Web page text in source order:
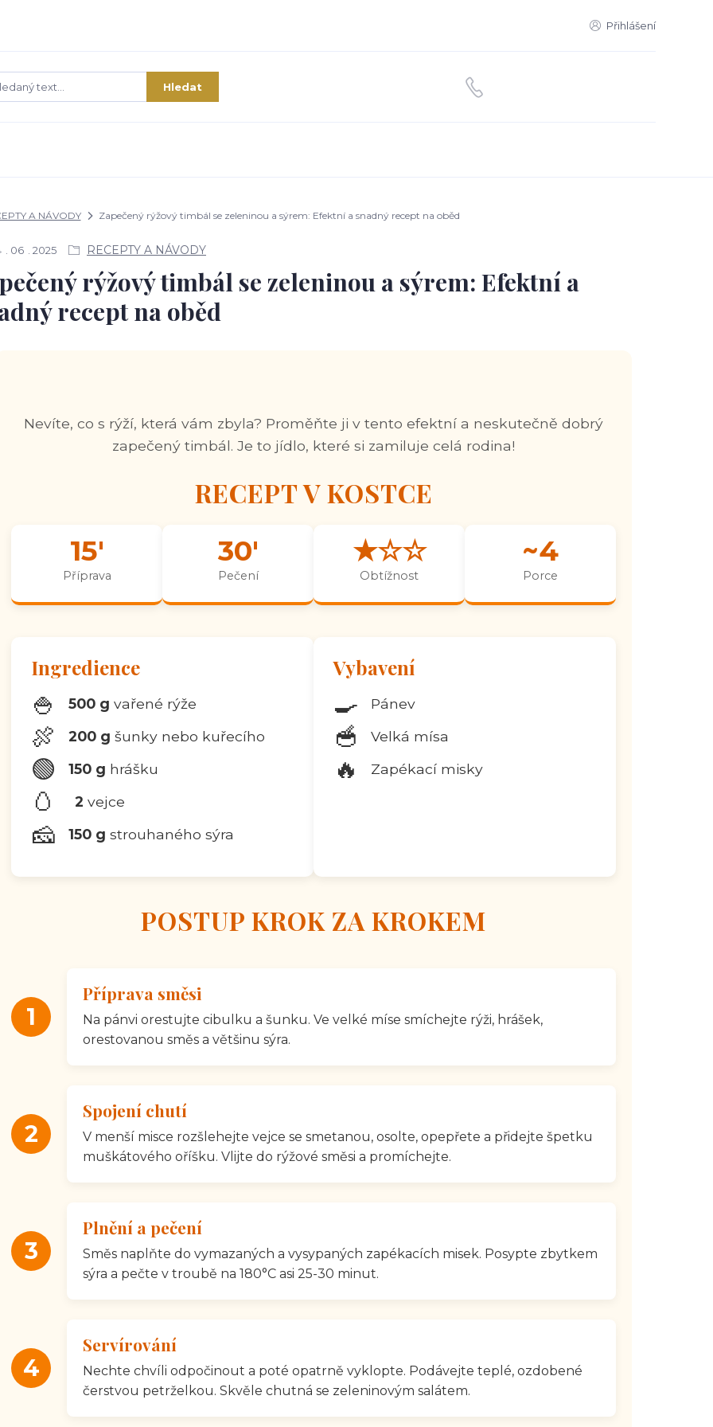
Přihlášení
Hledat
A NÁVODY Zapečený rýžový timbál se zeleninou a sýrem: Efektní a snadný recept na oběd
06 2025 RECEPTY A NÁVODY
rýžový timbál se zeleninou a sýrem: Efektní a
recept na oběd
Nevíte, co s rýží, která vám zbyla? Proměňte ji v tento efektní a neskutečně dobrý
zapečený timbál. Je to jídlo, které si zamiluje celá rodina!
RECEPT V KOSTCE
15'
Příprava
30'
Pečení
★☆☆
Obtížnost
~4
Porce
Ingredience
🍚 500 g vařené rýže
🍖 200 g šunky nebo kuřecího
🟢 150 g hrášku
🥚 2 vejce
🧀 150 g strouhaného sýra
Vybavení
🍳 Pánev
🥣 Velká mísa
🔥 Zapékací misky
POSTUP KROK ZA KROKEM
1
Příprava směsi
Na pánvi orestujte cibulku a šunku. Ve velké míse smíchejte rýži, hrášek,
orestovanou směs a většinu sýra.
2
Spojení chutí
V menší misce rozšlehejte vejce se smetanou, osolte, opepřete a přidejte špetku
muškátového oříšku. Vlijte do rýžové směsi a promíchejte.
3
Plnění a pečení
Směs naplňte do vymazaných a vysypaných zapékacích misek. Posypte zbytkem
sýra a pečte v troubě na 180°C asi 25-30 minut.
4
Servírování
Nechte chvíli odpočinout a poté opatrně vyklopte. Podávejte teplé, ozdobené
čerstvou petrželkou. Skvěle chutná se zeleninovým salátem.